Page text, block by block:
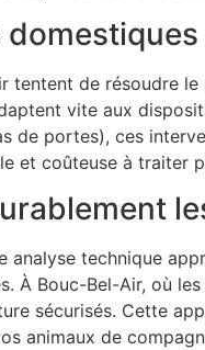
tentent de résoudre
vite aux
de portes), ces
et coûteuse à traiter
analyse technique
À Bouc-Bel-Air, où
sécurisés. Cette
animaux de